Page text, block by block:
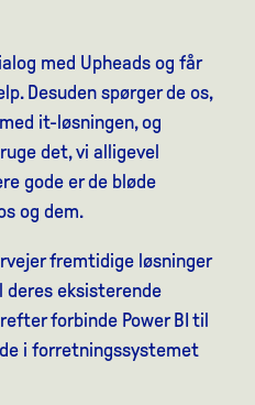
med Upheads og får
Desuden spørger de os,
it-løsningen, og
det, vi alligevel
gode er de bløde
og dem.
fremtidige løsninger
deres eksisterende
forbinde Power BI til
i forretningssystemet